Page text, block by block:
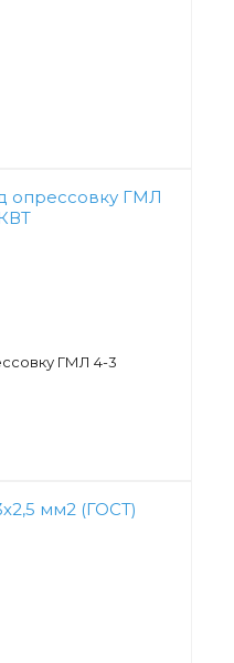
ГМЛ 4-3